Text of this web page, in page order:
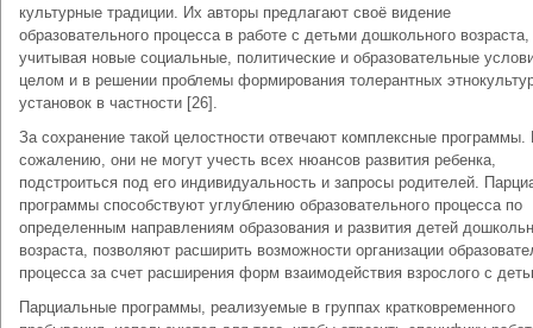
культурные традиции. Их авторы предлагают своё видение
образовательного процесса в работе с детьми дошкольного возраста,
учитывая новые социальные, политические и образовательные
целом и в решении проблемы формирования толерантных
установок в частности [26].
За сохранение такой целостности отвечают комплексные программы.
сожалению, они не могут учесть всех нюансов развития ребенка,
подстроиться под его индивидуальность и запросы родителей.
программы способствуют углублению образовательного процесса по
определенным направлениям образования и развития детей
возраста, позволяют расширить возможности организации
процесса за счет расширения форм взаимодействия взрослого с
Парциальные программы, реализуемые в группах кратковременного